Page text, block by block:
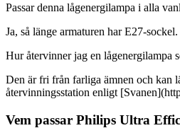
Passar denna lågenergilampa i alla
Ja, så länge armaturen har E27-sockel.
Hur återvinner jag en lågenergilampa
Den är fri från farliga ämnen och kan
återvinningsstation enligt
Vem passar Philips Ultra